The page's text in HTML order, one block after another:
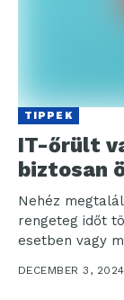
TIPPEK
IT-őrült
biztosan
Nehéz
rengeteg időt
esetben vagy
DECEMBER 3, 2024